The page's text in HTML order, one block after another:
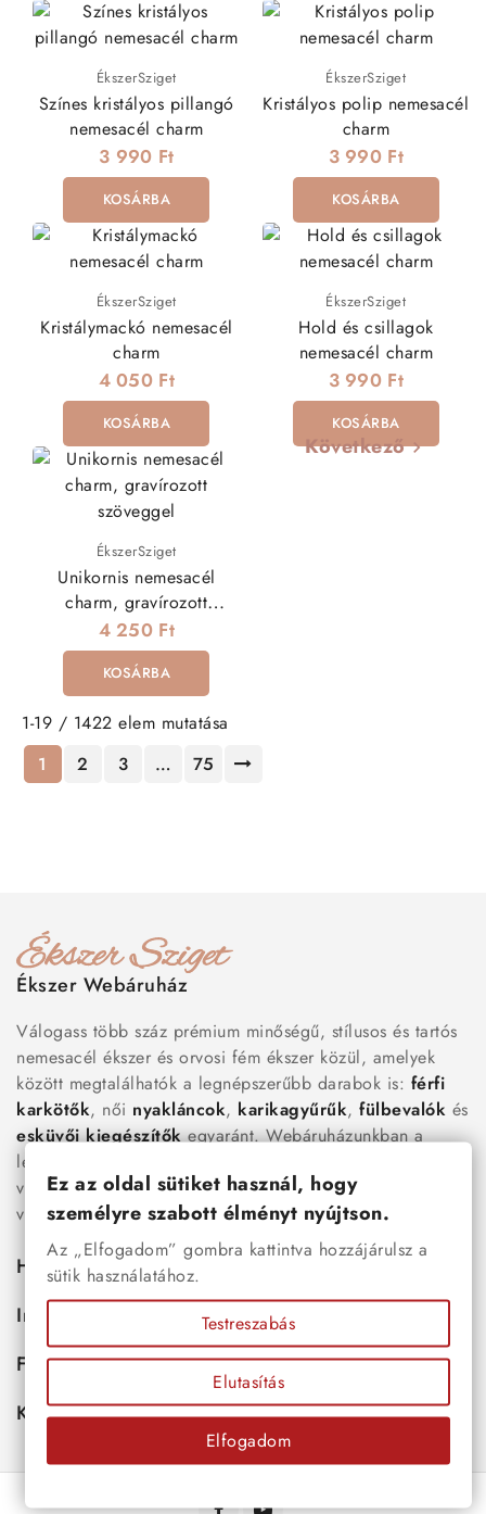
ÉkszerSziget
Színes kristályos pillangó
nemesacél charm
3 990 Ft
KOSÁRBA
ÉkszerSziget
Kristályos polip nemesacél
charm
3 990 Ft
KOSÁRBA
ÉkszerSziget
Kristálymackó nemesacél
charm
4 050 Ft
KOSÁRBA
ÉkszerSziget
Hold és csillagok
nemesacél charm
3 990 Ft
KOSÁRBA
ÉkszerSziget
Unikornis nemesacél
charm, gravírozott
szöveggel
4 250 Ft
KOSÁRBA
Következő
1-19 / 1422 elem mutatása
1
2 3 … 75
Ékszer Webáruház
Válogass több száz prémium minőségű, stílusos és tartós
nemesacél ékszer és orvosi fém ékszer közül, amelyek
között megtalálhatók a legnépszerűbb darabok is: férfi
karkötők, női nyakláncok, karikagyűrűk, fülbevalók és
esküvői kiegészítőkegyaránt. Webáruházunkban a
legújabb trendeket követő, mégis időtálló ékszerek közül
választhatsz – legyen szó ajándékról, mindennapi
viseletről vagy különleges alkalmakról.
Hasznos
Információk
Fiókod
Kapcsolat
Ez az oldal sütiket használ, hogy
személyre szabott élményt nyújtson.
Az „Elfogadom” gombra kattintva hozzájárulsz a
sütik használatához.
Testreszabás
Elutasítás
Elfogadom